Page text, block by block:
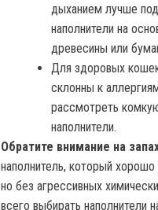
дыханием лучше
наполнители на
древесины или
Для здоровых
склонны к
рассмотреть
наполнители.
Обратите внимание на
наполнитель, который
но без агрессивных
всего выбирать наполнители